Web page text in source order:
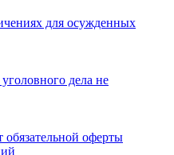
для осужденных
дела не
обязательной оферты